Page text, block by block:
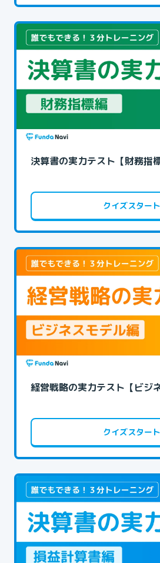
決算書の実力テスト【財務指
クイズスタート
経営戦略の実力テスト【ビジ
クイズスタート